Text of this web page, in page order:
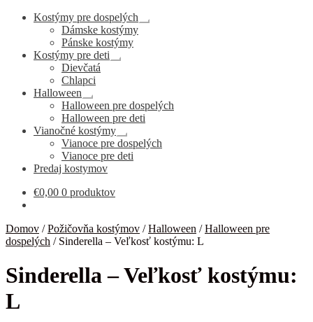
Kostýmy pre dospelých
Rozbaliť
Dámske kostýmy
Pánske kostýmy
Kostýmy pre deti
Rozbaliť
Dievčatá
Chlapci
Halloween
Rozbaliť
podradené
menu
Halloween pre dospelých
Halloween pre deti
Vianočné kostýmy
Rozbaliť
podradené
menu
Vianoce pre dospelých
Vianoce pre deti
Predaj kostymov
€0,00 0 produktov
Domov /Požičovňa kostýmov /Halloween /Halloween pre
dospelých / Sinderella – Veľkosť kostýmu: L
Sinderella – Veľkosť kostýmu:
L